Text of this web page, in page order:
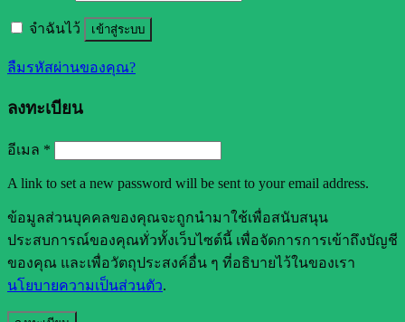
จำฉันไว้ เข้าสู่ระบบ
ลืมรหัสผ่านของคุณ?
ลงทะเบียน
อีเมล *
A link to set a new password will be sent to your email address.
ข้อมูลส่วนบุคคลของคุณจะถูกนำมาใช้เพื่อสนับสนุน
ประสบการณ์ของคุณทั่วทั้งเว็บไซต์นี้ เพื่อจัดการการเข้าถึงบัญชี
ของคุณ และเพื่อวัตถุประสงค์อื่น ๆ ที่อธิบายไว้ในของเรา
นโยบายความเป็นส่วนตัว.